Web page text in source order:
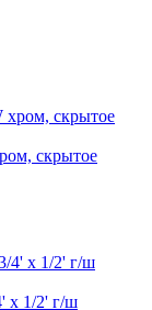
скрытое
x 1/2' г/ш